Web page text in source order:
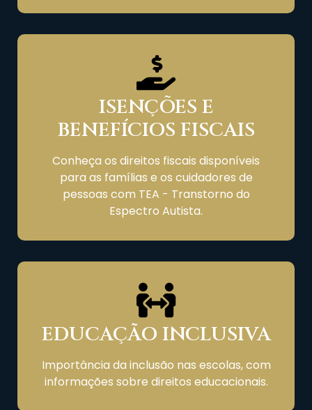
ISENÇÕES E
BENEFÍCIOS FISCAIS
Conheça os direitos fiscais disponíveis
para as famílias e os cuidadores de
pessoas com TEA - Transtorno do
Espectro Autista.
EDUCAÇÃO INCLUSIVA
Importância da inclusão nas escolas, com
informações sobre direitos educacionais.